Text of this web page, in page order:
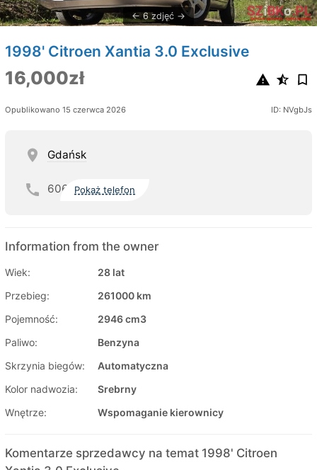
6 zdjęć
1998' Citroen Xantia 3.0 Exclusive
16,000zł
Opublikowano 15 czerwca 2026 ID: NVgbJs
Gdańsk
606 Pokaż telefon
Information from the owner
Wiek:
28 lat
Przebieg:
261000 km
Pojemność:
2946 cm3
Paliwo:
Benzyna
Skrzynia biegów:
Automatyczna
Kolor nadwozia:
Srebrny
Wnętrze:
Wspomaganie kierownicy
Komentarze sprzedawcy na temat 1998' Citroen